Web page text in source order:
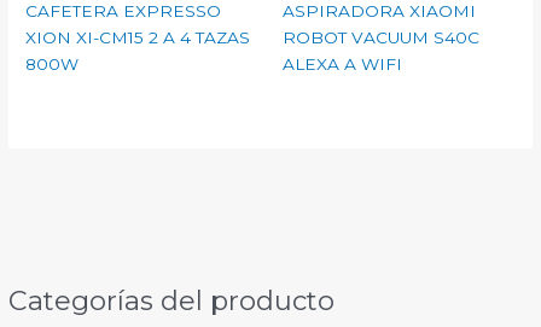
Categorías del producto
CAFETERA EXPRESSO
XION XI-CM15 2 A 4 TAZAS
800W
ASPIRADORA XIAOMI
ROBOT VACUUM S40C
ALEXA A WIFI